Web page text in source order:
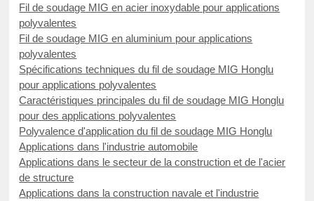
Fil de soudage MIG en acier inoxydable pour applications
polyvalentes
Fil de soudage MIG en aluminium pour applications
polyvalentes
Spécifications techniques du fil de soudage MIG Honglu
pour applications polyvalentes
Caractéristiques principales du fil de soudage MIG Honglu
pour des applications polyvalentes
Polyvalence d'application du fil de soudage MIG Honglu
Applications dans l'industrie automobile
Applications dans le secteur de la construction et de l'acier
de structure
Applications dans la construction navale et l'industrie